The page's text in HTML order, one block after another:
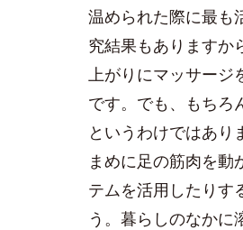
温められた際に最も
究結果もありますか
上がりにマッサージ
です。でも、もちろ
というわけではあり
まめに足の筋肉を動
テムを活用したりす
う。暮らしのなかに